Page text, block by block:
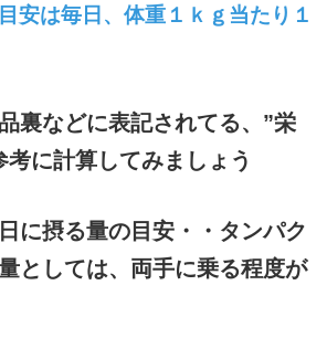
目安は毎日、体重１ｋｇ当たり１
に表記されてる、”栄
に計算してみましょう
量の目安・・タンパク
としては、両手に乗る程度が